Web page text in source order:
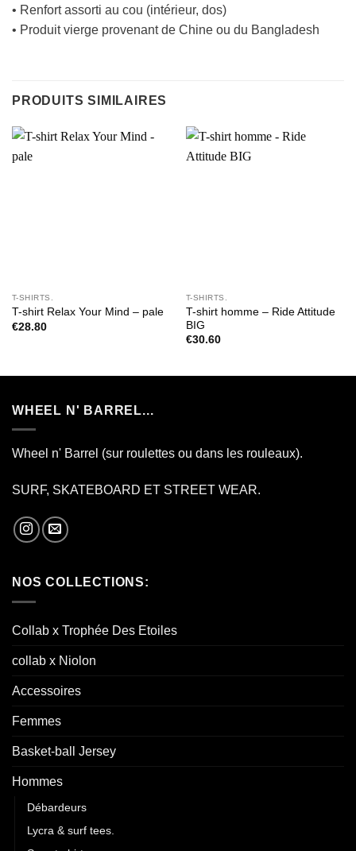
• Renfort assorti au cou (intérieur, dos)
• Produit vierge provenant de Chine ou du Bangladesh
PRODUITS SIMILAIRES
T-SHIRTS.
T-shirt Relax Your Mind – pale
€28.80
T-SHIRTS.
T-shirt homme – Ride Attitude
BIG
€30.60
WHEEL N' BARREL...
Wheel n' Barrel (sur roulettes ou dans les rouleaux).
SURF, SKATEBOARD ET STREET WEAR.
NOS COLLECTIONS:
Collab x Trophée Des Etoiles
collab x Niolon
Accessoires
Femmes
Basket-ball Jersey
Hommes
Débardeurs
Lycra & surf tees.